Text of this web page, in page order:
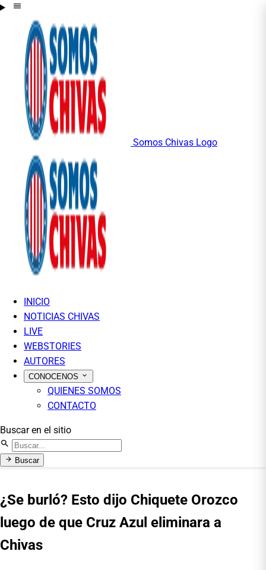
Somos Chivas Logo
INICIO
NOTICIAS CHIVAS
LIVE
WEBSTORIES
AUTORES
CONOCENOS
QUIENES SOMOS
CONTACTO
Buscar en el sitio
Buscar
¿Se burló? Esto dijo Chiquete Orozco
luego de que Cruz Azul eliminara a
Chivas